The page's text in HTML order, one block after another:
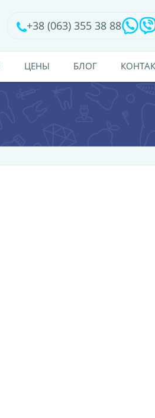
+38 (063) 355 38 88
ЦЕНЫ БЛОГ